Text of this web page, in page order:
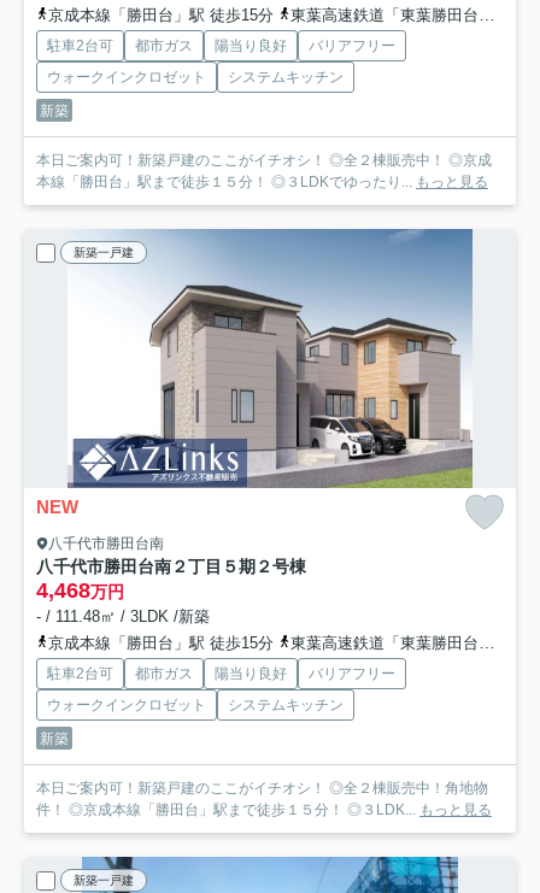
京成本線「勝田台」駅 徒歩15分
東葉高速鉄道「東葉勝田台」駅 徒歩16分
駐車2台可 都市ガス 陽当り良好
バリアフリー
ウォークインクロゼット
システムキッチン
新築
本日ご案内可！新築戸建のここがイチオシ！ ◎全２棟販売中！ ◎京成
本線「勝田台」駅まで徒歩１５分！ ◎３LDKでゆったり... もっと見る
新築一戸建
NEW
八千代市勝田台南
八千代市勝田台南２丁目５期 ２号棟
4,468万円
- / 111.48㎡ / 3LDK /新築
京成本線「勝田台」駅 徒歩15分
東葉高速鉄道「東葉勝田台」駅 徒歩16分
駐車2台可 都市ガス 陽当り良好
バリアフリー
ウォークインクロゼット
システムキッチン
新築
本日ご案内可！新築戸建のここがイチオシ！ ◎全２棟販売中！角地物
件！ ◎京成本線「勝田台」駅まで徒歩１５分！ ◎３LDK... もっと見る
新築一戸建